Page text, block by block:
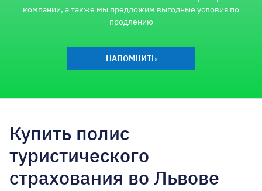
компании, а также мы предложим выгодные условия по
продлению
НАПОМНИТЬ
Купить полис
туристического
страхования во Львове